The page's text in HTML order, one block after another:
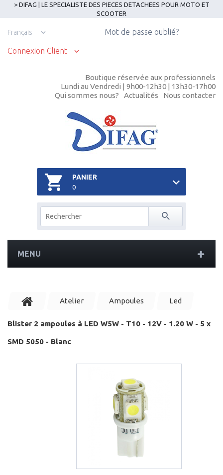
> DIFAG | LE SPECIALISTE DES PIECES DETACHEES POUR MOTO ET
SCOOTER
Français
Connexion Client
Mot de passe oublié?
Boutique réservée aux professionnels
Lundi au Vendredi | 9h00-12h30 | 13h30-17h00
Qui sommes nous?
Actualités Nous contacter
PANIER
0
MENU
Atelier Ampoules Led
Blister 2 ampoules à LED W5W - T10 - 12V - 1.20 W - 5 x
SMD 5050 - Blanc